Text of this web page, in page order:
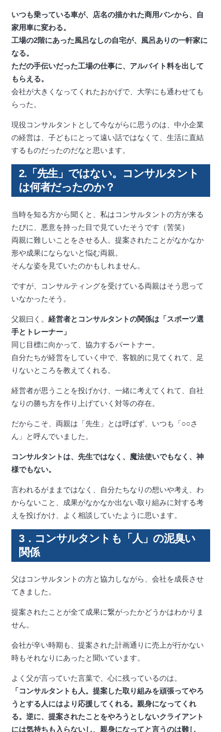
いつも乗っている車が、店名の描かれた商用バンから、自
家用車に変わる。
工場の2階にあった風呂なしの自宅が、風呂ありの一軒家に
なる。
ただの手伝いだった工場の仕事に、アルバイト料を出して
もらえる。
会社が大きくなってくれたおかげで、大学にも通わせても
らった。
現役コンサルタントとして今ながらに思うのは、中小企業
の経営は、子どもにとって遠い話ではなくて、生活に直結
するものだったのだなと思います。
2.「先生」ではない。コンサルタント
は何者だったのか？
当時を知る方から聞くと、私はコンサルタントの方が来る
たびに、悪意を持った目で見ていたそうです（苦笑）
両親に難しいことをさせる人。提案されたことがなかなか
形や成果にならないと悩む両親。
そんな姿を見ていたのかもしれません。
ですが、コンサルティングを受けている両親はそう思って
いなかったそう。
父親曰く。 経営者とコンサルタントの関係は「スポーツ選
手とトレーナー」
同じ目標に向かって、協力するパートナー。
自分たちが経営をしていく中で、客観的に見てくれて、足
りないところを教えてくれる。
経営者が思うことを投げかけ、一緒に考えてくれて、自社
なりの勝ち方を作り上げていく対等の存在。
だからこそ、両親は「先生」とは呼ばず、いつも「○○さ
ん」と呼んでいました。
コンサルタントは、先生ではなく、魔法使いでもなく、神
様でもない。
言われるがままではなく、自分たちなりの想いや考え、わ
からないこと、成果がなかなか出ない取り組みに対する考
えを投げかけ、よく相談していたように思います。
3．コンサルタントも「人」の泥臭い
関係
父はコンサルタントの方と協力しながら、会社を成長させ
てきました。
提案されたことが全て成果に繋がったかどうかはわかりま
せん。
会社が辛い時期も、提案された計画通りに売上が行かない
時もそれなりにあったと聞いています。
よく父が言っていた言葉で、心に残っているのは。
「コンサルタントも人。提案した取り組みを頑張ってやろ
うとする人にはより応援してくれる。親身になってくれ
る。逆に、提案されたことをやろうとしないクライアント
には気持ちも入らないし、親身になってと言うのは難し